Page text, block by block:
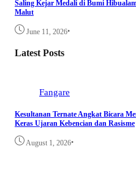
Saling Kejar Medali di Bumi
Malut
June 11, 2026•
Latest Posts
Fangare
Kesultanan Ternate Angkat Bicara
Keras Ujaran Kebencian dan Rasisme
August 1, 2026•